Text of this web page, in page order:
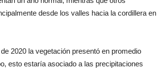
desde los valles hacia la cordillera en
2020 la vegetación presentó en promedio
esto estaría asociado a las precipitaciones